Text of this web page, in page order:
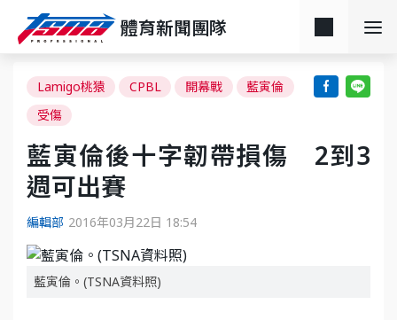
體育新聞團隊
Lamigo桃猿 CPBL 開幕戰
藍寅倫
受傷
藍寅倫後十字韌帶損傷 2到3
週可出賽
編輯部 2016年03月22日 18:54
藍寅倫。(TSNA資料照)